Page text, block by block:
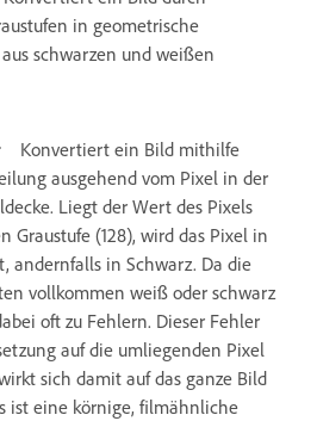
in geometrische
schwarzen und weißen
Konvertiert ein Bild mithilfe
ausgehend vom Pixel in der
Liegt der Wert des Pixels
Graustufe (128), wird das Pixel in
andernfalls in Schwarz. Da die
vollkommen weiß oder schwarz
oft zu Fehlern. Dieser Fehler
auf die umliegenden Pixel
sich damit auf das ganze Bild
ist eine körnige, filmähnliche